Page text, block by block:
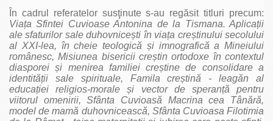
În cadrul referatelor susţinute s-au regăsit titluri precum:
Viața Sfintei Cuvioase Antonina de la Tismana. Aplicații
ale sfaturilor sale duhovnicești în viața creștinului secolului
al XXI-lea, în cheie teologică și imnografică a Mineiului
românesc, Misiunea bisericii creștin ortodoxe în contextul
diasporei și menirea familiei creștine de consolidare a
identității sale spirituale,
Famila creștină - leagăn al
educației religios-morale și vector de speranță pentru
viitorul omenirii, Sfânta Cuvioasă Macrina cea Tânără,
model de mamă duhovnicească, Sfânta Cuvioasa Filotimia